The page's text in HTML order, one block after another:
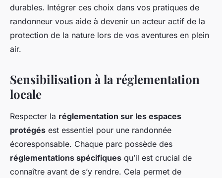
durables. Intégrer ces choix dans vos pratiques de
randonneur vous aide à devenir un acteur actif de la
protection de la nature lors de vos aventures en plein
air.
Sensibilisation à la réglementation
locale
Respecter la réglementation sur les espaces
protégés est essentiel pour une randonnée
écoresponsable. Chaque parc possède des
réglementations spécifiques qu’il est crucial de
connaître avant de s’y rendre. Cela permet de